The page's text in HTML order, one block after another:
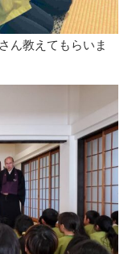
ん教えてもらいま